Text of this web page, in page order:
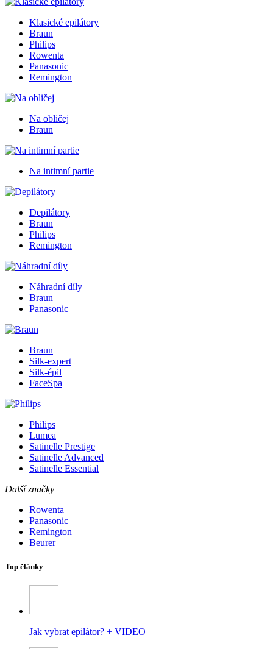
Klasické epilátory
Braun
Philips
Rowenta
Panasonic
Remington
Na obličej
Braun
Na intimní partie
Depilátory
Braun
Philips
Remington
Náhradní díly
Braun
Panasonic
Braun
Silk-expert
Silk-épil
FaceSpa
Philips
Lumea
Satinelle Prestige
Satinelle Advanced
Satinelle Essential
Další značky
Rowenta
Panasonic
Remington
Beurer
Top články
Jak vybrat epilátor? + VIDEO